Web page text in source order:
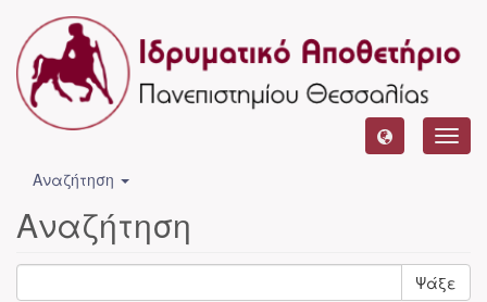
Αναζήτηση
Αναζήτηση
Ψάξε